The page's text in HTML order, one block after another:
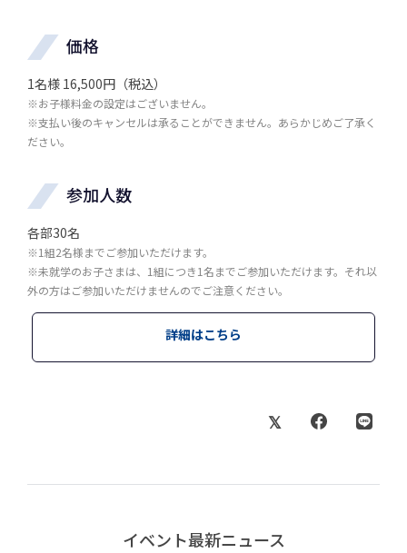
価格
1名様 16,500円（税込）
※お子様料金の設定はございません。
※支払い後のキャンセルは承ることができません。あらかじめご了承く
ださい。
参加人数
各部30名
※1組2名様までご参加いただけます。
※未就学のお子さまは、1組につき1名までご参加いただけます。それ以
外の方はご参加いただけませんのでご注意ください。
詳細はこちら
イベント最新ニュース